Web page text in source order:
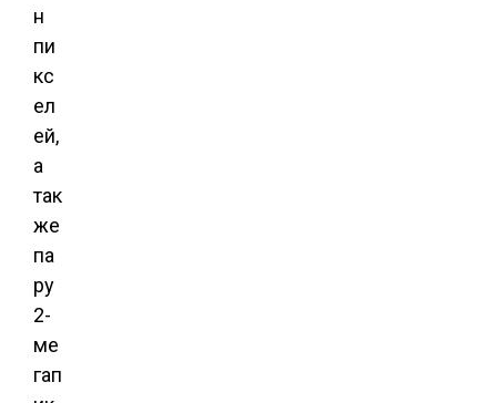
н
пи
кс
ел
ей,
а
так
же
па
ру
2-
ме
гап